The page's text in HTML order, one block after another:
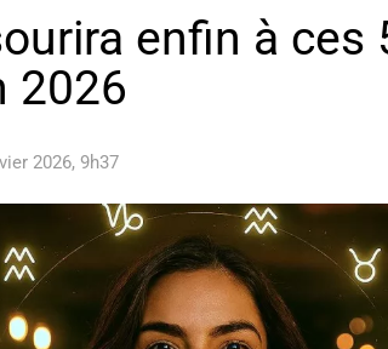
enfin à ces
2026
2026, 9h37